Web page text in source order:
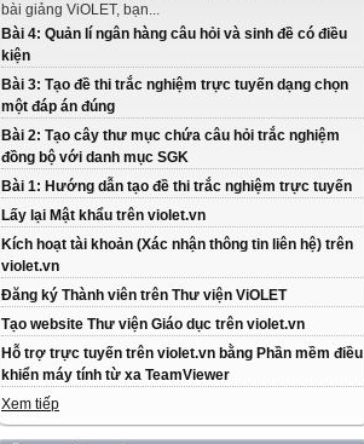
bài giảng ViOLET, bạn...
Bài 4: Quản lí ngân hàng câu hỏi và sinh đề có điều
kiện
Bài 3: Tạo đề thi trắc nghiệm trực tuyến dạng chọn
một đáp án đúng
Bài 2: Tạo cây thư mục chứa câu hỏi trắc nghiệm
đồng bộ với danh mục SGK
Bài 1: Hướng dẫn tạo đề thi trắc nghiệm trực tuyến
Lấy lại Mật khẩu trên violet.vn
Kích hoạt tài khoản (Xác nhận thông tin liên hệ) trên
violet.vn
Đăng ký Thành viên trên Thư viện ViOLET
Tạo website Thư viện Giáo dục trên violet.vn
Hỗ trợ trực tuyến trên violet.vn bằng Phần mềm điều
khiển máy tính từ xa TeamViewer
Xem tiếp